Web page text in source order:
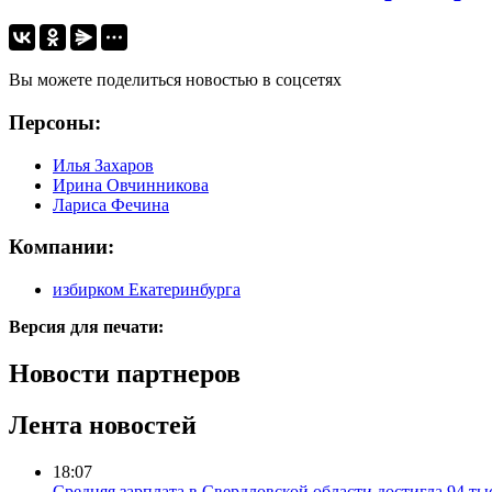
Вы можете поделиться новостью в соцсетях
Персоны:
Илья Захаров
Ирина Овчинникова
Лариса Фечина
Компании:
избирком Екатеринбурга
Версия для печати:
Новости партнеров
Лента новостей
18:07